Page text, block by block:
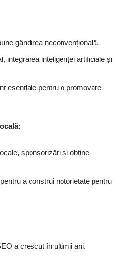
gândirea neconvențională.
integrarea inteligenței artificiale și
esențiale pentru o promovare
sponsorizări și obține
a construi notorietate pentru
a crescut în ultimii ani.